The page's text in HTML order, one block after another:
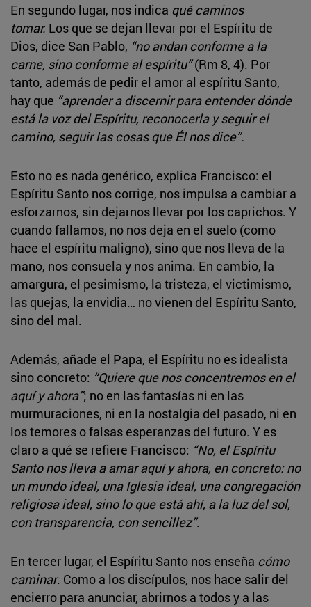
En segundo lugar, nos indica qué caminos
tomar. Los que se dejan llevar por el Espíritu de
Dios, dice San Pablo, “no andan conforme a la
carne, sino conforme al espíritu”(Rm 8, 4). Por
tanto, además de pedir el amor al espíritu Santo,
hay que “aprender a discernir para entender dónde
está la voz del Espíritu, reconocerla y seguir el
camino, seguir las cosas que Él nos dice”.
Esto no es nada genérico, explica Francisco: el
Espíritu Santo nos corrige, nos impulsa a cambiar a
esforzarnos, sin dejarnos llevar por los caprichos. Y
cuando fallamos, no nos deja en el suelo (como
hace el espíritu maligno), sino que nos lleva de la
mano, nos consuela y nos anima. En cambio, la
amargura, el pesimismo, la tristeza, el victimismo,
las quejas, la envidia… no vienen del Espíritu Santo,
sino del mal.
Además, añade el Papa, el Espíritu no es idealista
sino concreto: “Quiere que nos concentremos en el
aquí y ahora”; no en las fantasías ni en las
murmuraciones, ni en la nostalgia del pasado, ni en
los temores o falsas esperanzas del futuro. Y es
claro a qué se refiere Francisco: “No, el Espíritu
Santo nos lleva a amar aquí y ahora, en concreto: no
un mundo ideal, una Iglesia ideal, una congregación
religiosa ideal, sino lo que está ahí, a la luz del sol,
con transparencia, con sencillez”.
En tercer lugar, el Espíritu Santo nos enseña cómo
caminar. Como a los discípulos, nos hace salir del
encierro para anunciar, abrirnos a todos y a las